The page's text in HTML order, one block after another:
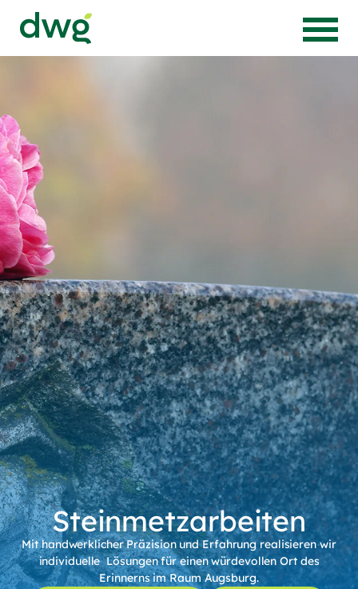
Zur Startseite von Die Wörnergärtner
Steinmetzarbeiten
Mit handwerklicher Präzision und Erfahrung realisieren wir
individuelle Lösungen für einen würdevollen Ort des
Erinnerns im Raum Augsburg.